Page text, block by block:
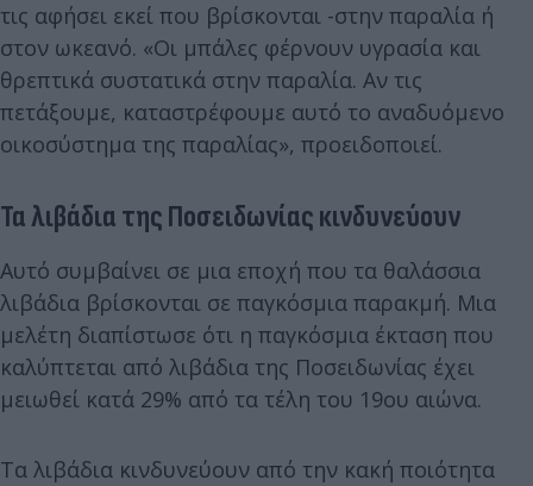
τις αφήσει εκεί που βρίσκονται -στην παραλία ή
στον ωκεανό. «Οι μπάλες φέρνουν υγρασία και
θρεπτικά συστατικά στην παραλία. Αν τις
πετάξουμε, καταστρέφουμε αυτό το αναδυόμενο
οικοσύστημα της παραλίας», προειδοποιεί.
Τα λιβάδια της Ποσειδωνίας κινδυνεύουν
Αυτό συμβαίνει σε μια εποχή που τα θαλάσσια
λιβάδια βρίσκονται σε παγκόσμια παρακμή. Μια
μελέτη διαπίστωσε ότι η παγκόσμια έκταση που
καλύπτεται από λιβάδια της Ποσειδωνίας έχει
μειωθεί κατά 29% από τα τέλη του 19ου αιώνα.
Τα λιβάδια κινδυνεύουν από την κακή ποιότητα